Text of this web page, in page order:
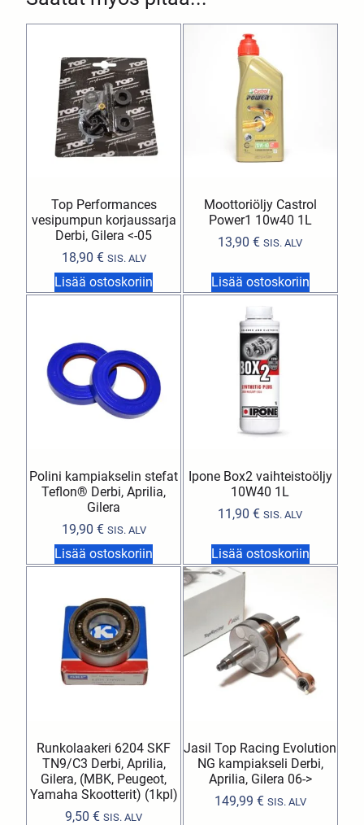
Top Performances
vesipumpun korjaussarja
Derbi, Gilera <-05
18,90 € SIS. ALV
Lisää ostoskoriin
Moottoriöljy Castrol
Power1 10w40 1L
13,90€ SIS. ALV
Lisää ostoskoriin
Polini kampiakselin stefat
Teflon® Derbi, Aprilia,
Gilera
19,90 € SIS. ALV
Lisää ostoskoriin
Ipone Box2 vaihteistoöljy
10W40 1L
11,90€ SIS. ALV
Lisää ostoskoriin
Runkolaakeri 6204 SKF
TN9/C3 Derbi, Aprilia,
Gilera, (MBK, Peugeot,
Yamaha Skootterit) (1kpl)
9,50€ SIS. ALV
Jasil Top Racing Evolution
NG kampiakseli Derbi,
Aprilia, Gilera 06->
149,99 € SIS. ALV